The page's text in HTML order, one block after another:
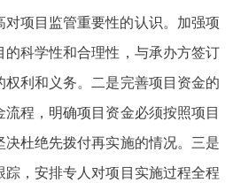
项目监管重要性的认识。加强项
的科学性和合理性，与承办方签订
利和义务。二是完善项目资金的
程，明确项目资金必须按照项目
杜绝先拨付再实施的情况。三是
，安排专人对项目实施过程全程